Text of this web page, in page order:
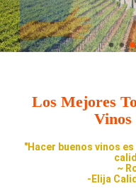
Los Mejores
"Hacer buenos vinos
~
-Elija